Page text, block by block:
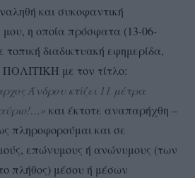
και συκοφαντική
η οποία πρόσφατα (13-06-
τοπική διαδικτυακή εφημερίδα,
ΠΟΛΙΤΙΚΗ με τον τίτλο:
Άνδρου κτίζει 11 μέτρα
και έκτοτε αναπαρήχθη –
πληροφορούμαι και σε
επώνυμους ή ανώνυμους (των
πλήθος) μέσου ή μέσων